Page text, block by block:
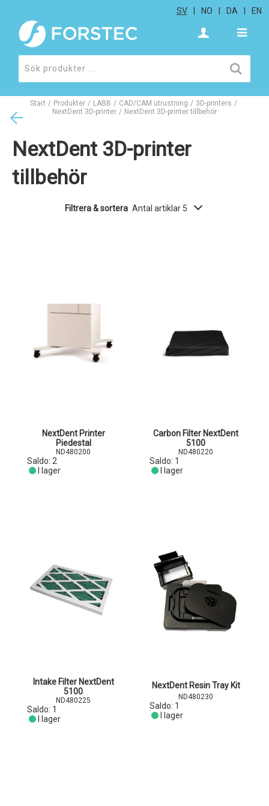
SV NO DA EN
Start / Produkter / LABB / CAD/CAM utrustning / 3D-printers /
NextDent 3D-printer / NextDent 3D-printer tillbehör
NextDent 3D-printer
tillbehör
Filtrera & sortera Antal artiklar 5
NextDent Printer
Piedestal
ND480200
Saldo: 2
I lager
Carbon Filter NextDent
5100
ND480220
Saldo: 1
I lager
Intake Filter NextDent
5100
ND480225
Saldo: 1
I lager
NextDent Resin Tray Kit
ND480230
Saldo: 1
I lager